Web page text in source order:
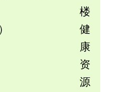
楼
健
康
资
源